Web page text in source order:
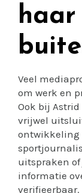
haar
Veel
om werk en
Ook bij
vrijwel
ontwikkeling
uitspraken
informatie
verifieerbaar.